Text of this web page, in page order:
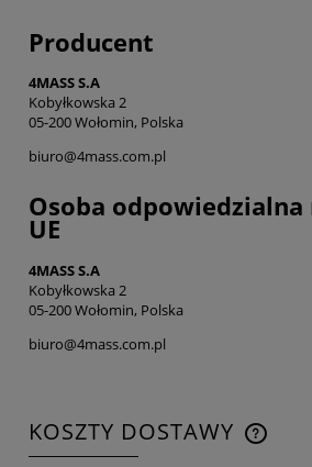
Producent
4MASS S.A
Kobyłkowska 2
05-200 Wołomin, Polska
biuro@4mass.com.pl
Osoba
UE
4MASS S.A
Kobyłkowska 2
05-200 Wołomin, Polska
biuro@4mass.com.pl
KOSZTY DOSTAWY
CENA NIE ZAWIERA